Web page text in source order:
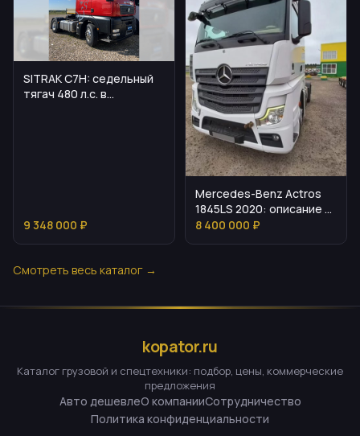
SITRAK C7H: седельный
тягач 480 л.с. в
9 348 000 ₽
Mercedes-Benz Actros
1845LS 2020: описание и
характеристики
8 400 000 ₽
Смотреть весь каталог →
kopator.ru
Каталог грузовой и спецтехники: подбор, цены, коммерческие
предложения
Авто дешевлеО компанииСотрудничество
Политика конфиденциальности